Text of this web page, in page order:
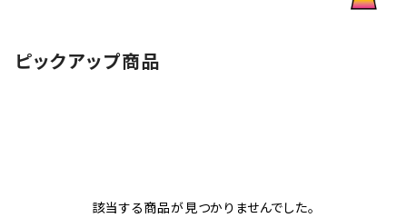
ピックアップ商品
該当する商品が見つかりませんでした。